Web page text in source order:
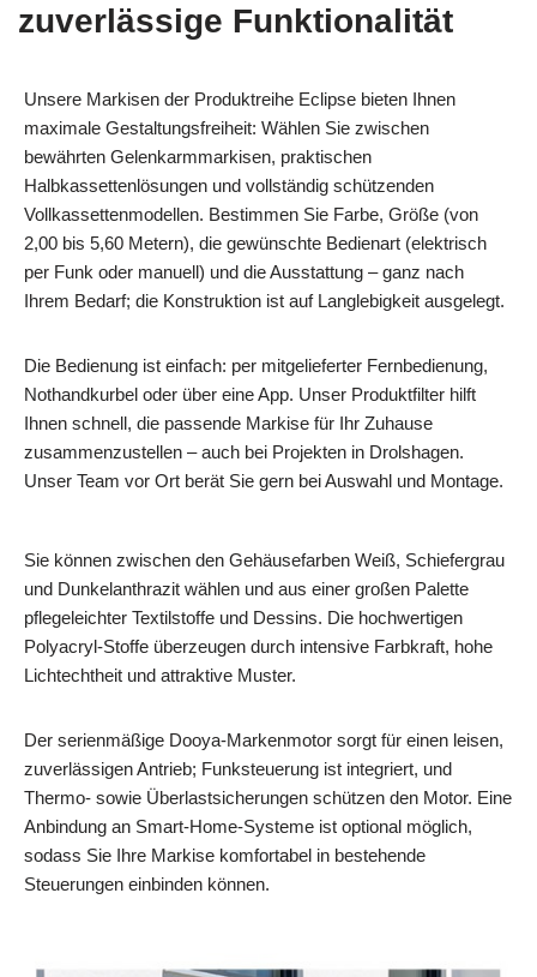
zuverlässige Funktionalität
Unsere Markisen der Produktreihe Eclipse bieten Ihnen
maximale Gestaltungsfreiheit: Wählen Sie zwischen
bewährten Gelenkarmmarkisen, praktischen
Halbkassettenlösungen und vollständig schützenden
Vollkassettenmodellen. Bestimmen Sie Farbe, Größe (von
2,00 bis 5,60 Metern), die gewünschte Bedienart (elektrisch
per Funk oder manuell) und die Ausstattung – ganz nach
Ihrem Bedarf; die Konstruktion ist auf Langlebigkeit ausgelegt.
Die Bedienung ist einfach: per mitgelieferter Fernbedienung,
Nothandkurbel oder über eine App. Unser Produktfilter hilft
Ihnen schnell, die passende Markise für Ihr Zuhause
zusammenzustellen – auch bei Projekten in Drolshagen.
Unser Team vor Ort berät Sie gern bei Auswahl und Montage.
Sie können zwischen den Gehäusefarben Weiß, Schiefergrau
und Dunkelanthrazit wählen und aus einer großen Palette
pflegeleichter Textilstoffe und Dessins. Die hochwertigen
Polyacryl-Stoffe überzeugen durch intensive Farbkraft, hohe
Lichtechtheit und attraktive Muster.
Der serienmäßige Dooya-Markenmotor sorgt für einen leisen,
zuverlässigen Antrieb; Funksteuerung ist integriert, und
Thermo- sowie Überlastsicherungen schützen den Motor. Eine
Anbindung an Smart-Home-Systeme ist optional möglich,
sodass Sie Ihre Markise komfortabel in bestehende
Steuerungen einbinden können.